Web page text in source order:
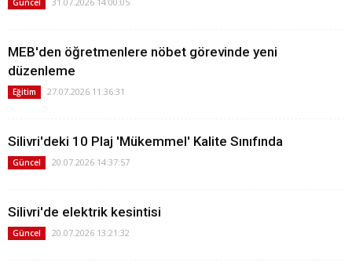
MEB'den öğretmenlere nöbet görevinde yeni
düzenleme
Eğitim 27.07.2026 11:36:31
Silivri'deki 10 Plaj 'Mükemmel' Kalite Sınıfında
Güncel 20.07.2026 14:37:57
Silivri'de elektrik kesintisi
Güncel 20.07.2026 13:21:32